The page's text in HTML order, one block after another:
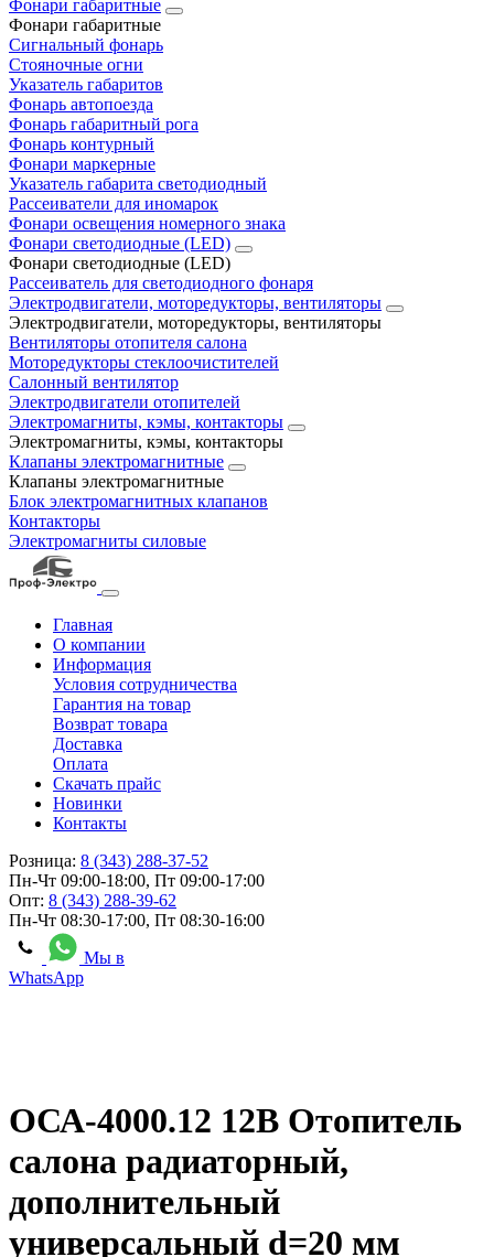
Фонари габаритные
Фонари габаритные
Сигнальный фонарь
Стояночные огни
Указатель габаритов
Фонарь автопоезда
Фонарь габаритный рога
Фонарь контурный
Фонари маркерные
Указатель габарита светодиодный
Рассеиватели для иномарок
Фонари освещения номерного знака
Фонари светодиодные (LED)
Фонари светодиодные (LED)
Рассеиватель для светодиодного фонаря
Электродвигатели, моторедукторы, вентиляторы
Электродвигатели, моторедукторы, вентиляторы
Вентиляторы отопителя салона
Моторедукторы стеклоочистителей
Салонный вентилятор
Электродвигатели отопителей
Электромагниты, кэмы, контакторы
Электромагниты, кэмы, контакторы
Клапаны электромагнитные
Клапаны электромагнитные
Блок электромагнитных клапанов
Контакторы
Электромагниты силовые
Главная
О компании
Информация
Условия сотрудничества
Гарантия на товар
Возврат товара
Доставка
Оплата
Скачать прайс
Новинки
Контакты
Розница: 8 (343) 288-37-52
Пн-Чт 09:00-18:00, Пт 09:00-17:00
Опт: 8 (343) 288-39-62
Пн-Чт 08:30-17:00, Пт 08:30-16:00
Мы в
WhatsApp
ОСА-4000.12 12В Отопитель
салона радиаторный,
дополнительный
универсальный d=20 мм